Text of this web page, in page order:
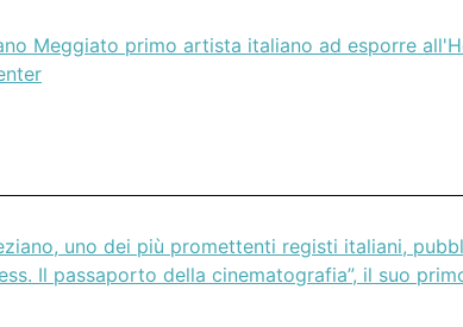
Meggiato primo artista italiano ad esporre
uno dei più promettenti registi italiani,
Il passaporto della cinematografia”, il suo